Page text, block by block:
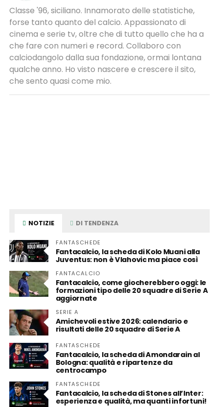
Classe '96, siciliano. Innamorato delle statistiche,
forse tanto quanto del calcio. Appassionato di
cinema e serie tv, oltre che di tutto quello che ha a
che fare con numeri e record. Collaboro con
calciodangolo dalla sua fondazione, ormai lontana
qualche anno. Ho visto nascere e crescere il sito,
che sento quasi come mio.
NOTIZIE DI TENDENZA
FANTASCHEDE
Fantacalcio, la scheda di Kolo Muani alla
Juventus: non è Vlahovic ma piace così
FANTACALCIO
Fantacalcio, come giocherebbero oggi: le
formazioni tipo delle 20 squadre di Serie A
aggiornate
SERIE A
Amichevoli estive 2026: calendario e
risultati delle 20 squadre di Serie A
FANTASCHEDE
Fantacalcio, la scheda di Amondarain al
Bologna: qualità e ripartenze da
centrocampo
FANTASCHEDE
Fantacalcio, la scheda di Stones all’Inter:
esperienza e qualità, ma quanti infortuni!